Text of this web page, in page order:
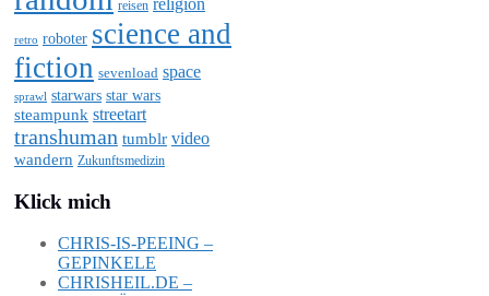
reisen
retro roboter science and
fiction sevenload space
sprawl starwars star wars
steampunk streetart
transhuman tumblr video
wandern Zukunftsmedizin
Klick mich
CHRIS-IS-PEEING –
GEPINKELE
CHRISHEIL.DE –